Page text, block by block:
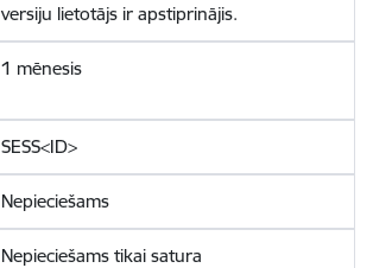
versiju lietotājs ir apstiprinājis.
1 mēnesis
SESS<ID>
Nepieciešams
Nepieciešams tikai satura